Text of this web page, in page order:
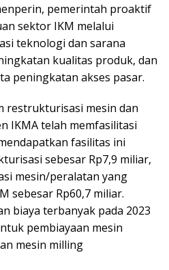
pemerintah proaktif
sektor IKM melalui
teknologi dan sarana
kualitas produk, dan
peningkatan akses pasar.
restrukturisasi mesin dan
IKMA telah memfasilitasi
fasilitas ini
sebesar Rp7,9 miliar,
mesin/peralatan yang
sebesar Rp60,7 miliar.
biaya terbanyak pada 2023
pembiayaan mesin
mesin milling